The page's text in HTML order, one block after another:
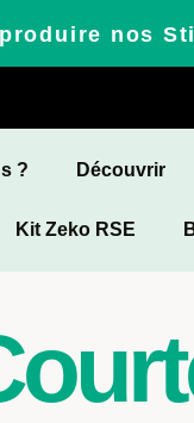
nos
? Découvrir
Kit Zeko RSE